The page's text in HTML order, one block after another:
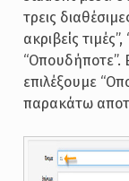
τρεις
ακριβείς
“Οπουδήποτε”.
επιλέξουμε
παρακάτω